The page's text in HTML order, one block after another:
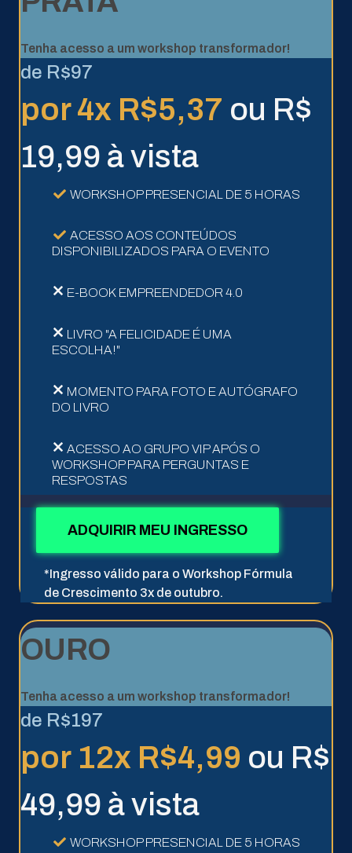
Tenha acesso a um workshop transformador!
de R$97
por 4x R$5,37 ou R$
19,99 à vista
WORKSHOP PRESENCIAL DE 5 HORAS
ACESSO AOS CONTEÚDOS
DISPONIBILIZADOS PARA O EVENTO
E-BOOK EMPREENDEDOR 4.0
LIVRO "A FELICIDADE É UMA
ESCOLHA!"
MOMENTO PARA FOTO E AUTÓGRAFO
DO LIVRO
ACESSO AO GRUPO VIP APÓS O
WORKSHOP PARA PERGUNTAS E
RESPOSTAS
ADQUIRIR MEU INGRESSO
*Ingresso válido para o Workshop Fórmula
de Crescimento 3x de outubro.
OURO
Tenha acesso a um workshop transformador!
de R$197
por 12x R$4,99 ou R$
49,99 à vista
WORKSHOP PRESENCIAL DE 5 HORAS